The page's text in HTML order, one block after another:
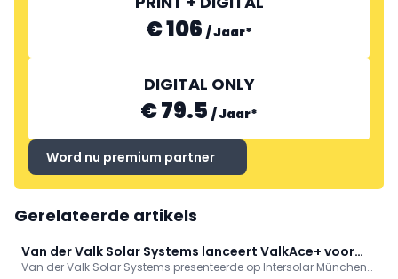
€ 106 /Jaar*
DIGITAL ONLY
€ 79.5 /Jaar*
Word nu premium partner
Gerelateerde artikels
Van der Valk Solar Systems lanceert ValkAce+ voor
hellende daken
Van der Valk Solar Systems presenteerde op Intersolar München